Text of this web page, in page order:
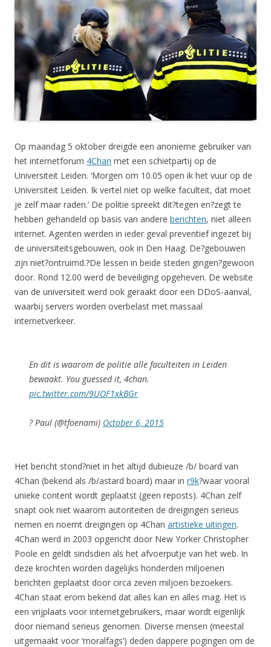
Op maandag 5 oktober dreigde een anonieme gebruiker van
het internetforum 4Chan met een schietpartij op de
Universiteit Leiden. ‘Morgen om 10.05 open ik het vuur op de
Universiteit Leiden. Ik vertel niet op welke faculteit, dat moet
je zelf maar raden.’ De politie spreekt dit?tegen en?zegt te
hebben gehandeld op basis van andere berichten, niet alleen
internet. Agenten werden in ieder geval preventief ingezet bij
de universiteitsgebouwen, ook in Den Haag. De?gebouwen
zijn niet?ontruimd.?De lessen in beide steden gingen?gewoon
door. Rond 12.00 werd de beveiliging opgeheven. De website
van de universiteit werd ook geraakt door een DDoS-aanval,
waarbij servers worden overbelast met massaal
internetverkeer.
En dit is waarom de politie alle faculteiten in Leiden
bewaakt. You guessed it, 4chan.
pic.twitter.com/9UOF1xkBGr
? Paul (@tfoenami) October 6, 2015
Het bericht stond?niet in het altijd dubieuze /b/ board van
4Chan (bekend als /b/astard board) maar in r9k?waar vooral
unieke content wordt geplaatst (geen reposts). 4Chan zelf
snapt ook niet waarom autoriteiten de dreigingen serieus
nemen en noemt dreigingen op 4Chan artistieke uitingen.
4Chan werd in 2003 opgericht door New Yorker Christopher
Poole en geldt sindsdien als het afvoerputje van het web. In
deze krochten worden dagelijks honderden miljoenen
berichten geplaatst door circa zeven miljoen bezoekers.
4Chan staat erom bekend dat alles kan en alles mag. Het is
een vrijplaats voor internetgebruikers, maar wordt eigenlijk
door niemand serieus genomen. Diverse mensen (meestal
uitgemaakt voor ‘moralfags’) deden dappere pogingen om de